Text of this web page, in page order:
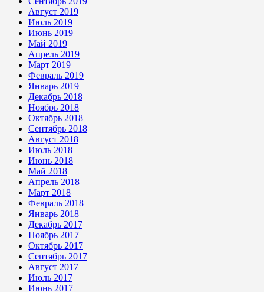
Август 2019
Июль 2019
Июнь 2019
Май 2019
Апрель 2019
Март 2019
Февраль 2019
Январь 2019
Декабрь 2018
Ноябрь 2018
Октябрь 2018
Сентябрь 2018
Август 2018
Июль 2018
Июнь 2018
Май 2018
Апрель 2018
Март 2018
Февраль 2018
Январь 2018
Декабрь 2017
Ноябрь 2017
Октябрь 2017
Сентябрь 2017
Август 2017
Июль 2017
Июнь 2017